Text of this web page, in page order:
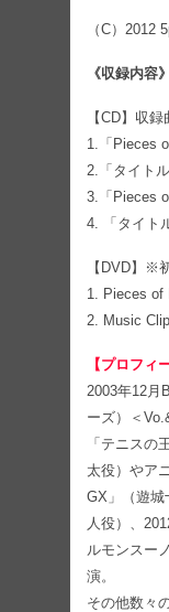
（C）2012
《収録内容》
【CD】収
1.「Pieces
2.「タイトル
3.「Pieces
4. 「タイト
【DVD】※
1. Pieces of
2. Music
【プロフィ
2003年12月
ーズ）＜
「テニスの
太役）やア
GX」（遊城
人役）、
ルモンスー
演。
その他数々